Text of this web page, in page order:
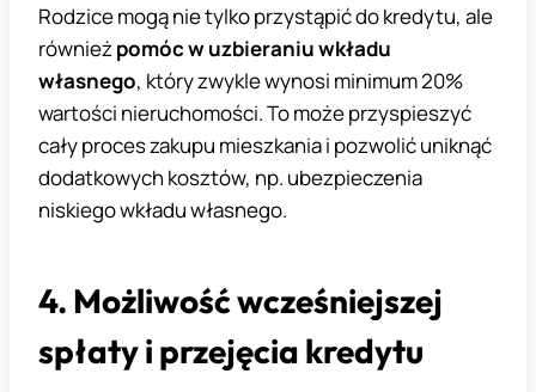
Rodzice mogą nie tylko przystąpić do kredytu, ale
równieżpomóc w uzbieraniu wkładu
własnego, który zwykle wynosi minimum 20%
wartości nieruchomości. To może przyspieszyć
cały proces zakupu mieszkania i pozwolić uniknąć
dodatkowych kosztów, np. ubezpieczenia
niskiego wkładu własnego.
4. Możliwość wcześniejszej
spłaty i przejęcia kredytu